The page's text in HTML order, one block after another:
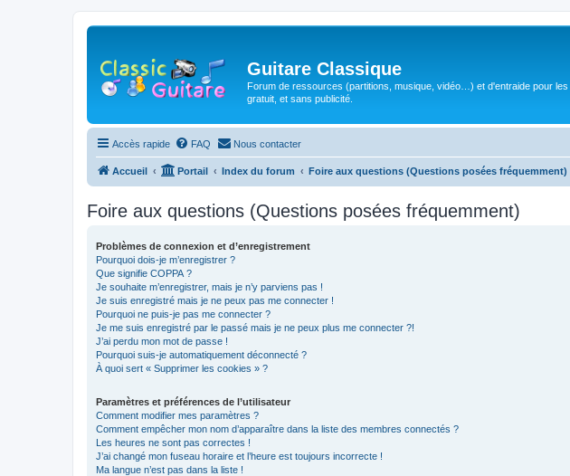
Guitare Classique
Forum de ressources (partitions, musique, vidéo…) et d'entraide pour
gratuit, et sans publicité.
Accès rapide FAQ Nous contacter
Accueil Portail Index du forum Foire aux questions (Questions posées fréquemment)
Foire aux questions (Questions posées fréquemment)
Problèmes de connexion et d’enregistrement
Pourquoi dois-je m’enregistrer ?
Que signifie COPPA ?
Je souhaite m’enregistrer, mais je n’y parviens pas !
Je suis enregistré mais je ne peux pas me connecter !
Pourquoi ne puis-je pas me connecter ?
Je me suis enregistré par le passé mais je ne peux plus me connecter ?!
J’ai perdu mon mot de passe !
Pourquoi suis-je automatiquement déconnecté ?
À quoi sert « Supprimer les cookies » ?
Paramètres et préférences de l’utilisateur
Comment modifier mes paramètres ?
Comment empêcher mon nom d’apparaître dans la liste des membres connectés ?
Les heures ne sont pas correctes !
J’ai changé mon fuseau horaire et l’heure est toujours incorrecte !
Ma langue n’est pas dans la liste !